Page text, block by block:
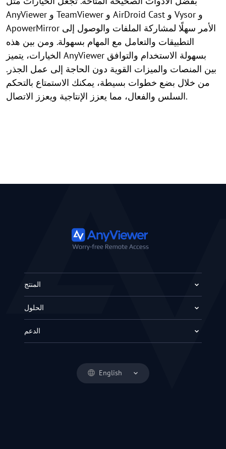
AnyViewer و TeamViewer و AirDroid Cast و Vysor و
ApowerMirror الأمر سهلًا لمشاركة الملفات والوصول إلى
التطبيقات والتعامل مع المهام بسهولة. ومن بين هذه
الخيارات، يتميز AnyViewer بسهولة الاستخدام والتوافق
بين المنصات والميزات القوية دون الحاجة إلى عمل الجذر.
من خلال بضع خطوات بسيطة، يمكنك الاستمتاع بالتحكم
السلس والفعال، مما يعزز الإنتاجية ويعزز الاتصال.
English
المنتج
الحلول
الدعم